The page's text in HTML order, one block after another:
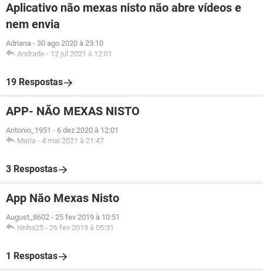
Aplicativo não mexas nisto não abre vídeos e
nem envia
Adriana - 30 ago 2020 à 23:10
Andrade - 12 jul 2021 à 12:01
19 Respostas
APP- NÃO MEXAS NISTO
Antonio_1951 - 6 dez 2020 à 12:01
Maria - 4 mai 2021 à 21:47
3 Respostas
App Não Mexas Nisto
August_8602 - 25 fev 2019 à 10:51
ninha25 - 26 fev 2019 à 05:31
1 Respostas